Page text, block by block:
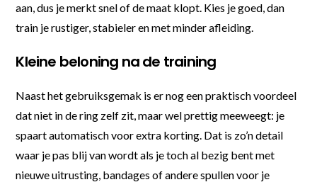
aan, dus je merkt snel of de maat klopt. Kies je goed, dan
train je rustiger, stabieler en met minder afleiding.
Kleine beloning na de training
Naast het gebruiksgemak is er nog een praktisch voordeel
dat niet in de ring zelf zit, maar wel prettig meeweegt: je
spaart automatisch voor extra korting. Dat is zo’n detail
waar je pas blij van wordt als je toch al bezig bent met
nieuwe uitrusting, bandages of andere spullen voor je